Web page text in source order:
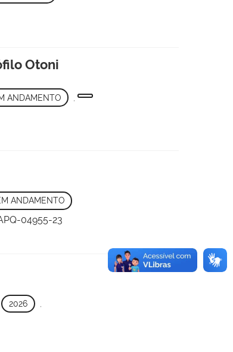
Otoni
ANDAMENTO ,
ANDAMENTO
04955-23
, 2026